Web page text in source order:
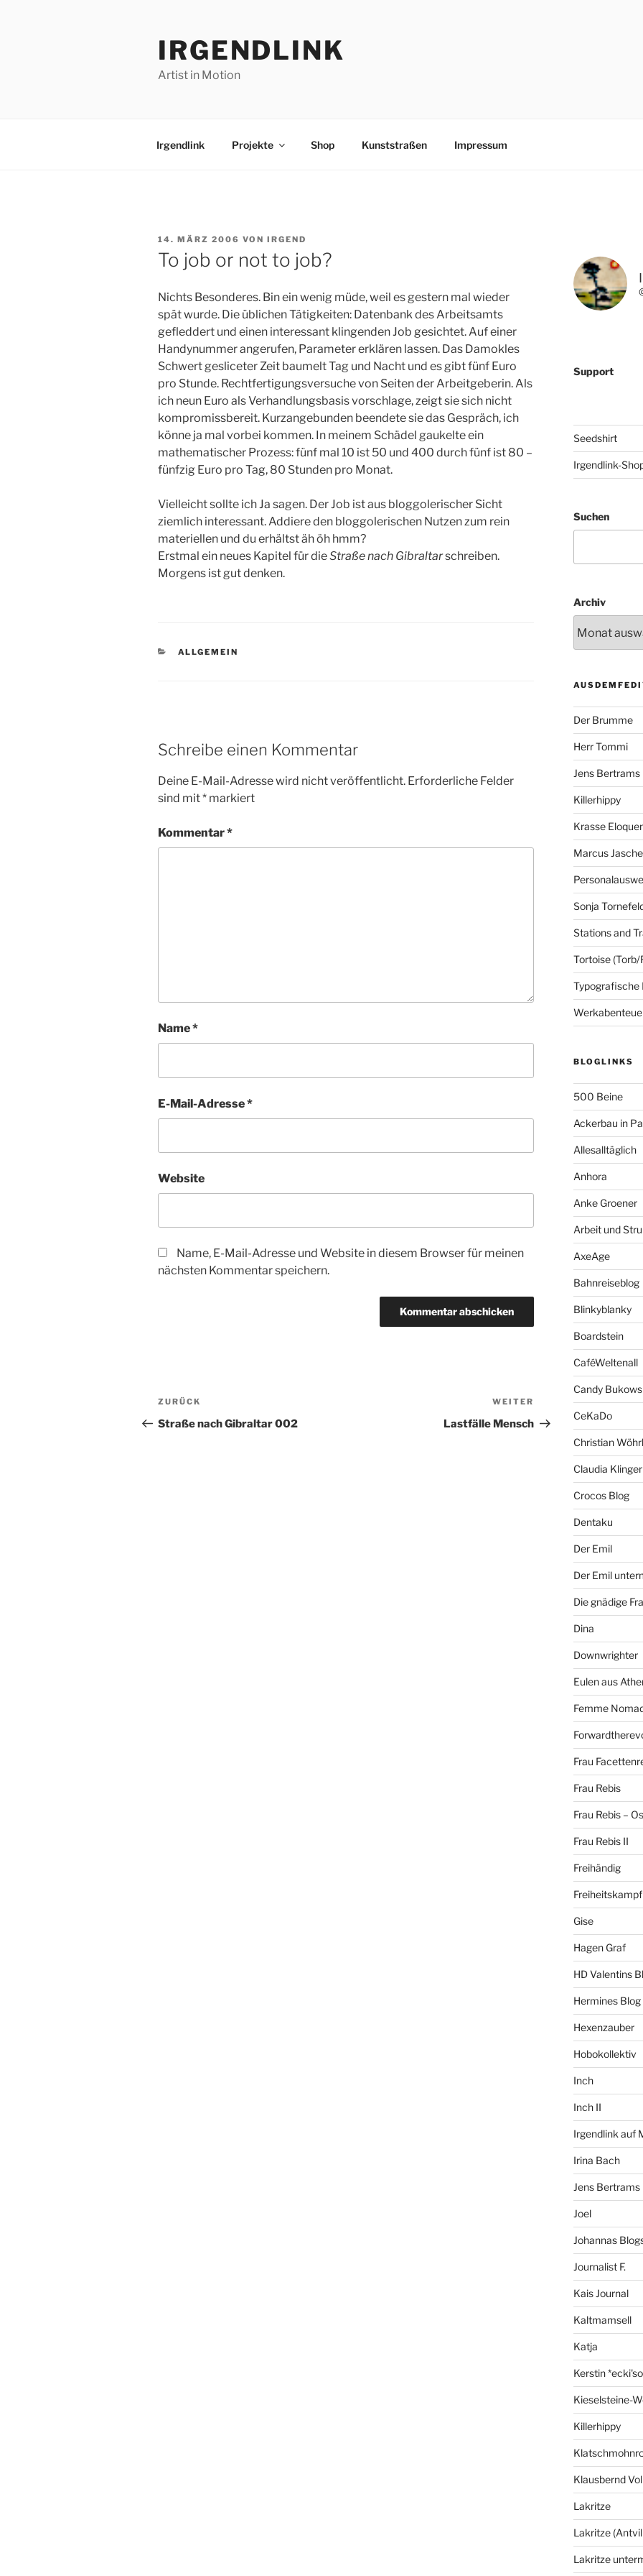
IRGENDLINK
Artist in Motion
Irgendlink Projekte Shop Kunststraßen Impressum
VERÖFFENTLICHT
AM
14. MÄRZ 2006 VON IRGEND
To job or not to job?
Nichts Besonderes. Bin ein wenig müde, weil es gestern mal wieder
spät wurde. Die üblichen Tätigkeiten: Datenbank des Arbeitsamts
gefleddert und einen interessant klingenden Job gesichtet. Auf einer
Handynummer angerufen, Parameter erklären lassen. Das Damokles
Schwert gesliceter Zeit baumelt Tag und Nacht und es gibt fünf Euro
pro Stunde. Rechtfertigungsversuche von Seiten der Arbeitgeberin. Als
ich neun Euro als Verhandlungsbasis vorschlage, zeigt sie sich nicht
kompromissbereit. Kurzangebunden beendete sie das Gespräch, ich
könne ja mal vorbei kommen. In meinem Schädel gaukelte ein
mathematischer Prozess: fünf mal 10 ist 50 und 400 durch fünf ist 80 –
fünfzig Euro pro Tag, 80 Stunden pro Monat.
Vielleicht sollte ich Ja sagen. Der Job ist aus bloggolerischer Sicht
ziemlich interessant. Addiere den bloggolerischen Nutzen zum rein
materiellen und du erhältst äh öh hmm?
Erstmal ein neues Kapitel für dieStraße nach Gibraltarschreiben.
Morgens ist gut denken.
KATEGORIEN
ALLGEMEIN
Schreibe einen Kommentar
Deine E-Mail-Adresse wird nicht veröffentlicht. Erforderliche Felder
sind mit* markiert
Kommentar*
Name*
E-Mail-Adresse*
Website
Name, E-Mail-Adresse und Website in diesem Browser für meinen
nächsten Kommentar speichern.
Beitragsnavigation
Vorheriger
Beitrag
ZURÜCK
Straße nach Gibraltar 002
Nächster
Beitrag
WEITER
Lastfälle Mensch
Support
Seedshirt
Irgendlink-
Suchen
Archiv
Der Brumme
Herr Tommi
Jens Bertrams
Killerhippy
Krasse
Marcus
Sonja
Stations and
Tortoise (Torb/
Typografische
BLOGLINKS
500 Beine
Ackerbau in
Allesalltäglich
Anhora
Anke Groener
Arbeit und
AxeAge
Bahnreiseblog
Blinkyblanky
Boardstein
CaféWeltenall
Candy
CeKaDo
Christian Wöhrl
Claudia Klinger
Crocos Blog
Dentaku
Der Emil
Der Emil
Die gnädige
Dina
Downwrighter
Eulen aus
Femme
Frau
Frau Rebis
Frau Rebis –
Frau Rebis II
Freihändig
Freiheitskampf
Gise
Hagen Graf
HD Valentins
Hermines Blog
Hexenzauber
Hobokollektiv
Inch
Inch II
Irgendlink auf
Irina Bach
Jens Bertrams
Joel
Johannas
Journalist F.
Kais Journal
Kaltmamsell
Katja
Kerstin
Kieselsteine-
Killerhippy
Klausbernd
Lakritze
Lakritze
Lakritze